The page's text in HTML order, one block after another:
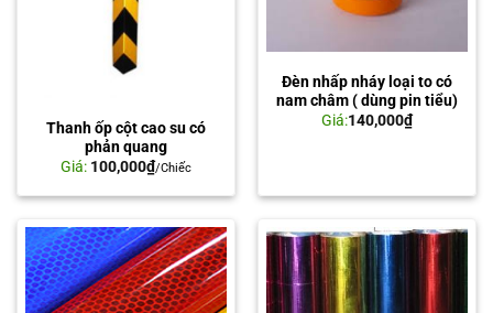
Thanh ốp cột cao su có
phản quang
Giá: 100,000₫/Chiếc
Đèn nhấp nháy loại to có
nam châm ( dùng pin tiểu)
Giá:140,000₫